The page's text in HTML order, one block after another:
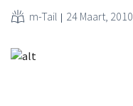
m-Tail 24 Maart, 2010